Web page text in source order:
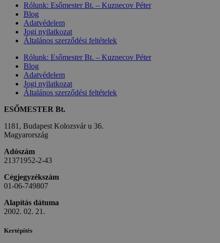
Rólunk: Esőmester Bt. – Kuznecov Péter
Blog
Adatvédelem
Jogi nyilatkozat
Általános szerződési feltételek
Rólunk: Esőmester Bt. – Kuznecov Péter
Blog
Adatvédelem
Jogi nyilatkozat
Általános szerződési feltételek
ESŐMESTER Bt.
1181, Budapest Kolozsvár u 36.
Magyarország
Adószám
21371952-2-43
Cégjegyzékszám
01-06-749807
Alapítás dátuma
2002. 02. 21.
Kertépítés